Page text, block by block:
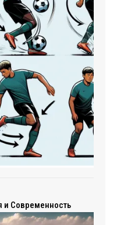
и Современность